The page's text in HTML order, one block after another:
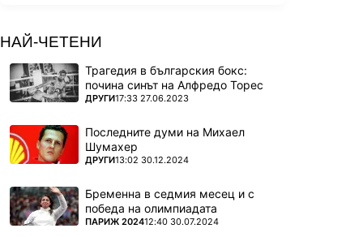
НАЙ-ЧЕТЕНИ
Трагедия в българския бокс:
почина синът на Алфредо Торес
ПОВЕЧЕ ОТ
ДРУГИ17:33 27.06.2023
Последните думи на Михаел
Шумахер
ПОВЕЧЕ ОТ
ДРУГИ13:02 30.12.2024
Бременна в седмия месец и с
победа на олимпиадата
ПОВЕЧЕ ОТ
ПАРИЖ 202412:40 30.07.2024